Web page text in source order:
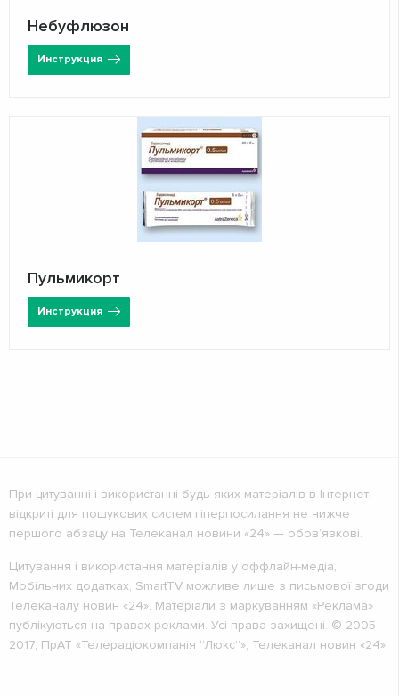
Небуфлюзон
Инструкция
Пульмикорт
Инструкция
При цитуванні і використанні будь-яких матеріалів в Інтернеті
відкриті для пошукових систем гіперпосилання не нижче
першого абзацу на Телеканал новини «24» — обов’язкові.
Цитування і використання матеріалів у оффлайн-медіа,
Мобільних додатках, SmartTV можливе лише з письмової згоди
Телеканалу новин «24». Матеріали з маркуванням «Реклама»
публікуються на правах реклами. Усі права захищені. © 2005—
2017, ПрАТ «Телерадіокомпанія “Люкс”», Телеканал новин «24»